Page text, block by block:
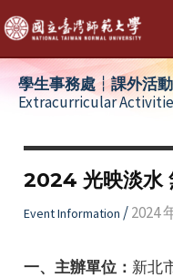
Skip
to
content
學生事務處┆課外活
Extracurricular
2024 光映淡水
Event Information /2024
一、主辦單位： 新北